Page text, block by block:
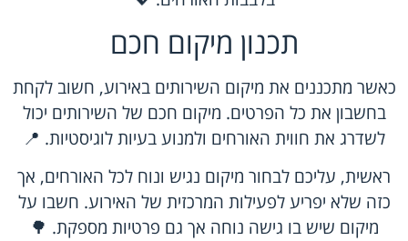
תכנון מיקום חכם
כאשר מתכננים את מיקום השירותים באירוע, חשוב לקחת
בחשבון את כל הפרטים. מיקום חכם של השירותים יכול
לשדרג את חווית האורחים ולמנוע בעיות לוגיסטיות. 📍
ראשית, עליכם לבחור מיקום נגיש ונוח לכל האורחים, אך
כזה שלא יפריע לפעילות המרכזית של האירוע. חשבו על
מיקום שיש בו גישה נוחה אך גם פרטיות מספקת. 🌳